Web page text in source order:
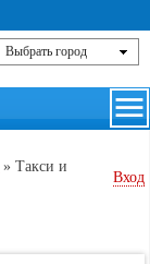
»Такси и
Вход